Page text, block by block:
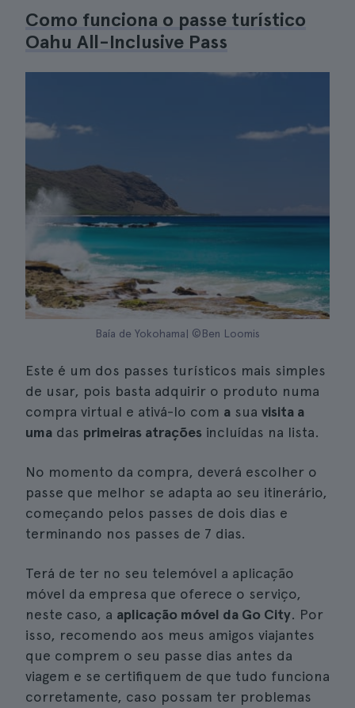
Como funciona o passe turístico
Oahu All-Inclusive Pass
Baía de Yokohama| ©Ben Loomis
Este é um dos passes turísticos mais simples
de usar, pois basta adquirir o produto numa
compra virtual e ativá-lo com a sua visita a
uma das primeiras atrações incluídas na lista.
No momento da compra, deverá escolher o
passe que melhor se adapta ao seu itinerário,
começando pelos passes de dois dias e
terminando nos passes de 7 dias.
Terá de ter no seu telemóvel a aplicação
móvel da empresa que oferece o serviço,
neste caso, a aplicação móvel da Go City. Por
isso, recomendo aos meus amigos viajantes
que comprem o seu passe dias antes da
viagem e se certifiquem de que tudo funciona
corretamente, caso possam ter problemas